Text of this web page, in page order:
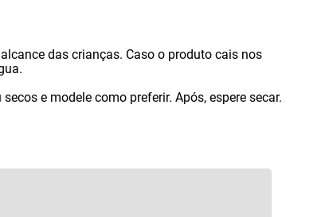
das crianças. Caso o produto cais nos
e modele como preferir. Após, espere secar.